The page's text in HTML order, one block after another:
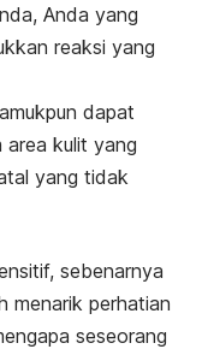
Anda yang
reaksi yang
dapat
area kulit yang
yang tidak
sebenarnya
menarik perhatian
seseorang